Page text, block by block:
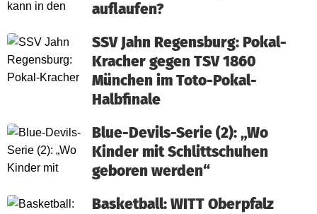
auflaufen?
SSV Jahn Regensburg: Pokal-
Kracher gegen TSV 1860
München im Toto-Pokal-
Halbfinale
Blue-Devils-Serie (2): „Wo
Kinder mit Schlittschuhen
geboren werden“
Basketball: WITT Oberpfalz